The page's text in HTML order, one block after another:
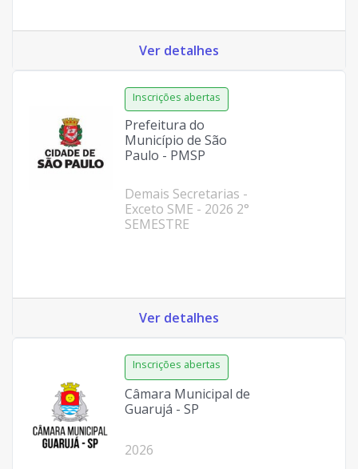
Ver detalhes
Prefeitura do
Município de São
Paulo - PMSP
Demais Secretarias -
Exceto SME - 2026 2°
SEMESTRE
Ver detalhes
Câmara Municipal de
Guarujá - SP
2026